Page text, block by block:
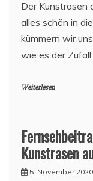
Der Kunstrasen
alles schön in
kümmern wir
wie es der Zufall
Weiterlesen
Kunstrasen
5. November 2020